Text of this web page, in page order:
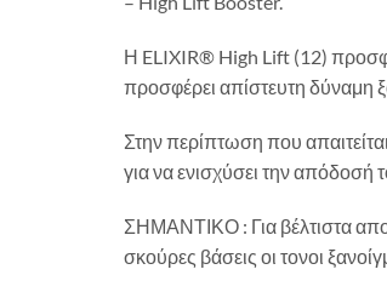
Η ELIXIR® High Lift (12)
προσφέρει απίστευτη δύναμη
Στην περίπτωση που
για να ενισχύσει την απόδοσή
ΣΗΜΑΝΤΙΚΟ : Για βέλτιστα
σκούρες βάσεις οι τονοι